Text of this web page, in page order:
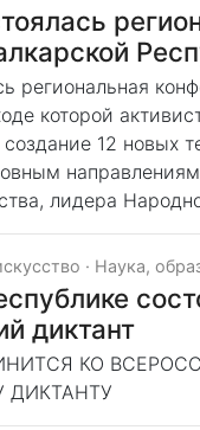
региональная
которой
12 новых
лидера
· Наука,
диктант
КО
ДИКТАНТУ